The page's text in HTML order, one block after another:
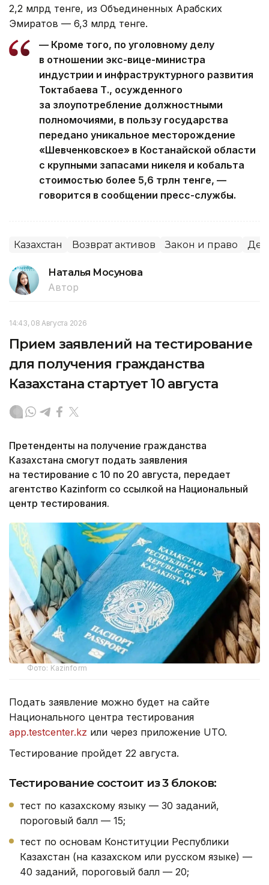
2,2 млрд тенге, из Объединенных Арабских
Эмиратов — 6,3 млрд тенге.
— Кроме того, по уголовному делу
в отношении экс-вице-министра
индустрии и инфраструктурного развития
Токтабаева Т., осужденного
за злоупотребление должностными
полномочиями, в пользу государства
передано уникальное месторождение
«Шевченковское» в Костанайской области
с крупными запасами никеля и кобальта
стоимостью более 5,6 трлн тенге, —
говорится в сообщении пресс-службы.
Казахстан Возврат активов Закон и право
Наталья Мосунова
Автор
14:43, 08 Августа 2026
Прием заявлений на тестирование
для получения гражданства
Казахстана стартует 10 августа
Претенденты на получение гражданства
Казахстана смогут подать заявления
на тестирование с 10 по 20 августа, передает
агентство Kazinform со ссылкой на Национальный
центр тестирования.
Фото: Kazinform
Подать заявление можно будет на сайте
Национального центра тестирования
app.testcenter.kz или через приложение UTO.
Тестирование пройдет 22 августа.
Тестирование состоит из 3 блоков:
тест по казахскому языку — 30 заданий,
пороговый балл — 15;
тест по основам Конституции Республики
Казахстан (на казахском или русском языке) —
40 заданий, пороговый балл — 20;